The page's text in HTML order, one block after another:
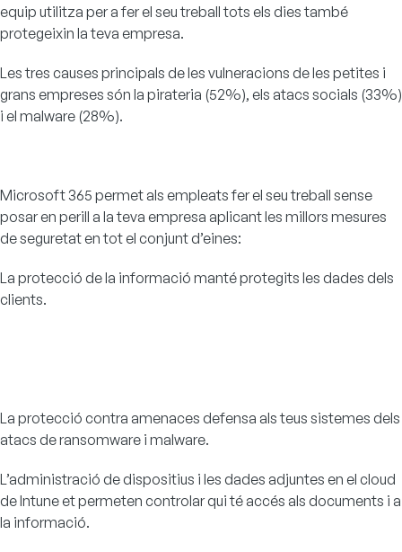
equip utilitza per a fer el seu treball tots els dies també
protegeixin la teva empresa.
Les tres causes principals de les vulneracions de les petites i
grans empreses són la pirateria (52%), els atacs socials (33%)
i el malware (28%).
Microsoft 365 permet als empleats fer el seu treball sense
posar en perill a la teva empresa aplicant les millors mesures
de seguretat en tot el conjunt d’eines:
La protecció de la informació manté protegits les dades dels
clients.
La protecció contra amenaces defensa als teus sistemes dels
atacs de ransomware i malware.
L’administració de dispositius i les dades adjuntes en el cloud
de Intune et permeten controlar qui té accés als documents i a
la informació.